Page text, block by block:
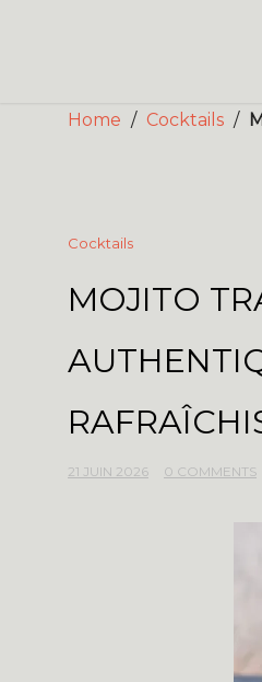
Home / Cocktails /
Cocktails
MOJITO
21 JUIN 2026 0 COMMENTS